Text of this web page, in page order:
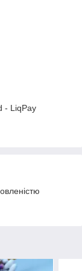
- LiqPay